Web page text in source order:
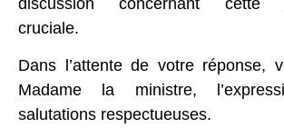
cruciale.
Dans l’attente de votre réponse,
Madame la ministre,
salutations respectueuses.